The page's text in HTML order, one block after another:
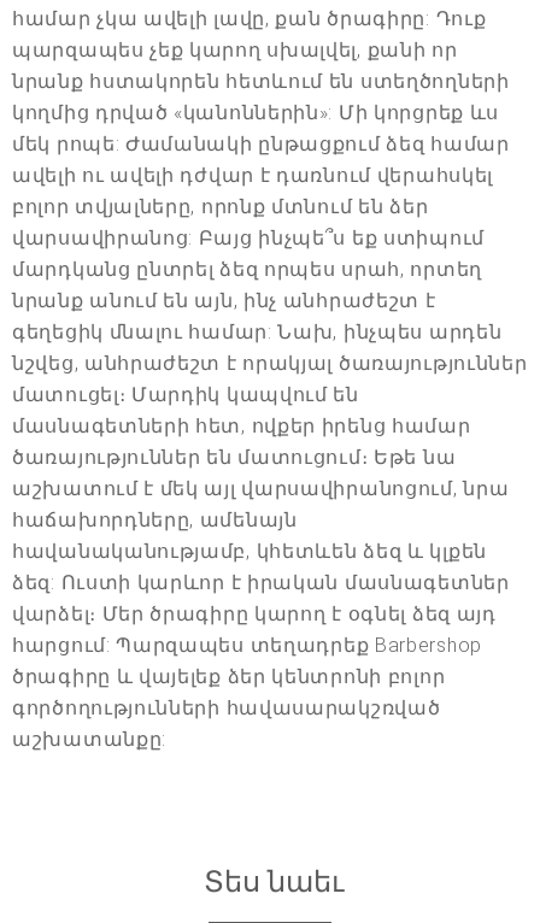
համար չկա ավելի լավը, քան ծրագիրը: Դուք
պարզապես չեք կարող սխալվել, քանի որ
նրանք հստակորեն հետևում են ստեղծողների
կողմից դրված «կանոններին»: Մի կորցրեք ևս
մեկ րոպե: Ժամանակի ընթացքում ձեզ համար
ավելի ու ավելի դժվար է դառնում վերահսկել
բոլոր տվյալները, որոնք մտնում են ձեր
վարսավիրանոց: Բայց ինչպե՞ս եք ստիպում
մարդկանց ընտրել ձեզ որպես սրահ, որտեղ
նրանք անում են այն, ինչ անհրաժեշտ է
գեղեցիկ մնալու համար: Նախ, ինչպես արդեն
նշվեց, անհրաժեշտ է որակյալ ծառայություններ
մատուցել։ Մարդիկ կապվում են
մասնագետների հետ, ովքեր իրենց համար
ծառայություններ են մատուցում։ Եթե նա
աշխատում է մեկ այլ վարսավիրանոցում, նրա
հաճախորդները, ամենայն
հավանականությամբ, կհետևեն ձեզ և կլքեն
ձեզ: Ուստի կարևոր է իրական մասնագետներ
վարձել։ Մեր ծրագիրը կարող է օգնել ձեզ այդ
հարցում: Պարզապես տեղադրեք Barbershop
ծրագիրը և վայելեք ձեր կենտրոնի բոլոր
գործողությունների հավասարակշռված
աշխատանքը:
Տես նաեւ